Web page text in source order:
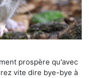
prospère qu'avec
vite dire bye-bye à